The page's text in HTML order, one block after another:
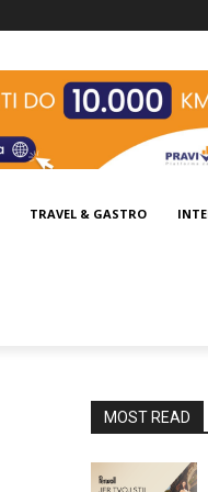
TRAVEL & GASTRO
MOST READ